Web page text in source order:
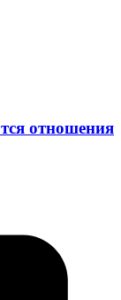
отношения